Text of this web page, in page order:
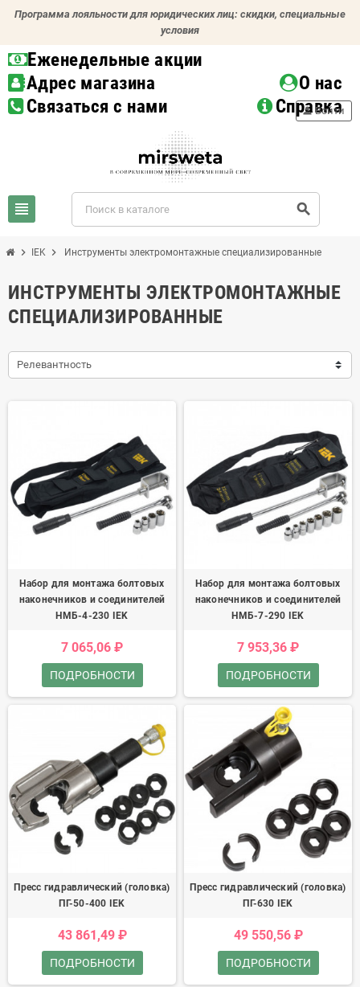
Программа лояльности для юридических лиц: скидки, специальные
условия
Еженедельные акции
Адрес магазина
О нас
Связаться с нами
Справка
view_headline search
person Войти
chevron_right IEK chevron_right Инструменты электромонтажные специализированные
ИНСТРУМЕНТЫ ЭЛЕКТРОМОНТАЖНЫЕ
СПЕЦИАЛИЗИРОВАННЫЕ
Релевантность
Набор для монтажа болтовых
наконечников и соединителей
НМБ-4-230 IEK
7 065,06 ₽
ПОДРОБНОСТИ
Набор для монтажа болтовых
наконечников и соединителей
НМБ-7-290 IEK
7 953,36 ₽
ПОДРОБНОСТИ
Пресс гидравлический (головка)
ПГ-50-400 IEK
43 861,49 ₽
ПОДРОБНОСТИ
Пресс гидравлический (головка)
ПГ-630 IEK
49 550,56 ₽
ПОДРОБНОСТИ